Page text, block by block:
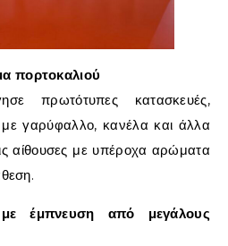
πορτοκαλιού
πρωτότυπες κατασκευές,
με γαρύφαλλο, κανέλα και άλλα
αίθουσες με υπέροχα αρώματα
έμπνευση από μεγάλους